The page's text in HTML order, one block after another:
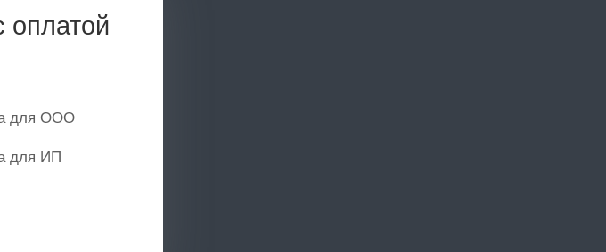
оплатой
для ООО
для ИП